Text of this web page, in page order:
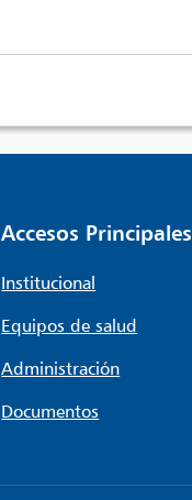
Accesos Principales
Institucional
Equipos de salud
Administración
Documentos